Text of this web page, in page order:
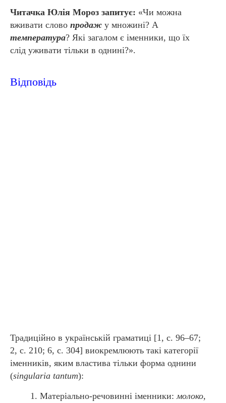
Читачка Юлія Мороз запитує: «Чи можна
вживати слово продаж у множині? А
температура? Які загалом є іменники, що їх
слід уживати тільки в однині?».
Відповідь
Традиційно в українській граматиці [1, с. 96–67;
2, с. 210; 6, с. 304] виокремлюють такі категорії
іменників, яким властива тільки форма однини
(singularia tantum):
Матеріально-речовинні іменники:молоко,